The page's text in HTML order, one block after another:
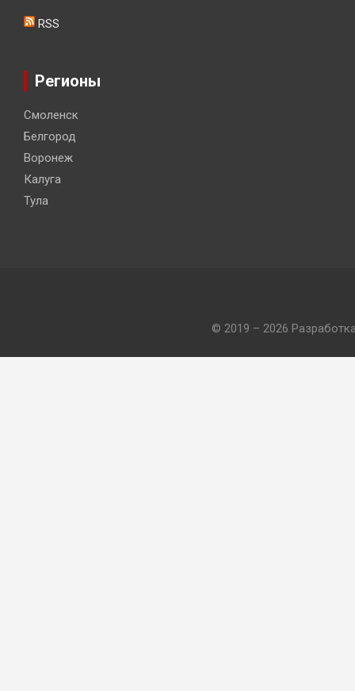
RSS
Регионы
Смоленск
Белгород
Воронеж
Калуга
Тула
© 2019 – 2026